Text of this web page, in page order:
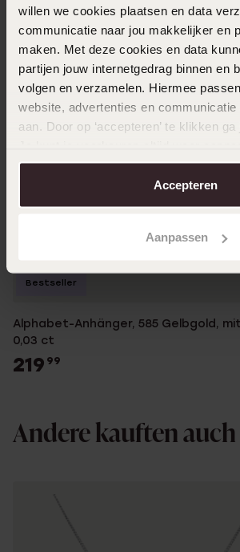
willen we cookies plaatsen en data
communicatie naar jou makkelijker en
maken. Met deze cookies en data
partijen jouw internetgedrag binnen en
volgen en verzamelen. Hiermee
website, advertenties en
aan. Door op ‘accepteren’ te klikken
over in onscookiebeleid.
Accepteren
Aanpassen
Alphabet-Anhänger, 585 Gelbgold,
0,03 ct
219 99
Bestseller
Andere kauften auch